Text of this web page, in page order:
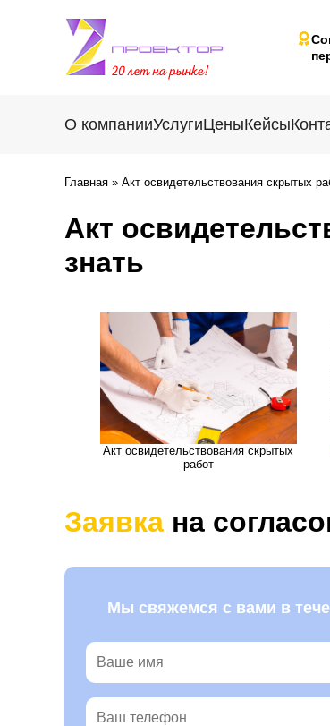
О компанииУслугиЦеныКейсы
Главная » Акт освидетельствования скрытых
Акт
знать
Акт освидетельствования скрытых
работ
Заявка на
Мы свяжемся с вами в